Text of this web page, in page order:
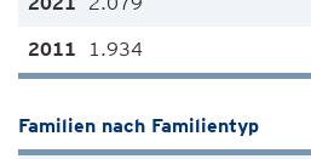
1.934
Familien nach Familientyp